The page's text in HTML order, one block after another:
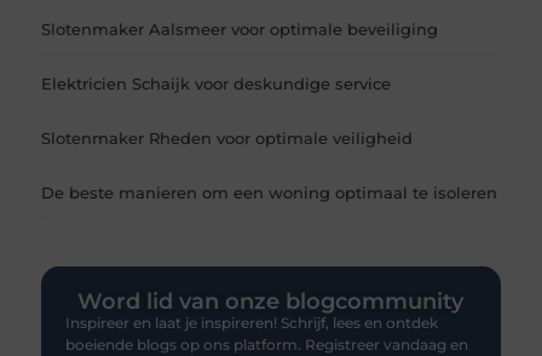
Slotenmaker Aalsmeer voor optimale beveiliging
Elektricien Schaijk voor deskundige service
Slotenmaker Rheden voor optimale veiligheid
De beste manieren om een woning optimaal te isoleren
Word lid van onze blogcommunity
Inspireer en laat je inspireren! Schrijf, lees en ontdek
boeiende blogs op ons platform. Registreer vandaag en